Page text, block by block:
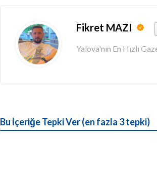
Fikret MAZI
Yalova'nın En Hızlı
Bu İçeriğe Tepki Ver (en fazla 3 tepki)